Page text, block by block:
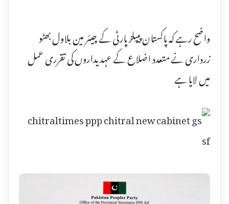
واضح رہے کہ پاکستان پیپلز پارٹی کے چیئر مین بلاول بھٹو
زرداری نے متعدد اضلاع کے عہدیداروں کی تقرری عمل
میں لایا ہے